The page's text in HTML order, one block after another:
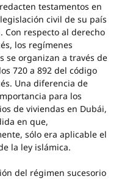
testamentos en
civil de su país
Con respecto al derecho
los regímenes
se organizan a través de
720 a 892 del código
Una diferencia de
para los
de viviendas en Dubái,
en que,
sólo era aplicable el
la ley islámica.
del régimen sucesorio